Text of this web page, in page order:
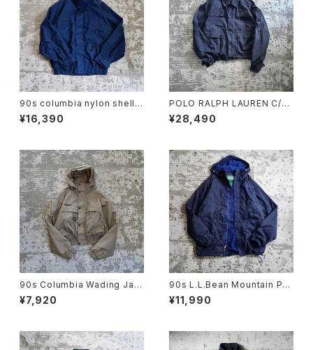
90s columbia nylon shell j
acket
¥16,390
POLO RALPH LAUREN C/N
SHORT JACKET
¥28,490
90s Columbia Wading Jac
ket
¥7,920
90s L.L.Bean Mountain Par
ka
¥11,990